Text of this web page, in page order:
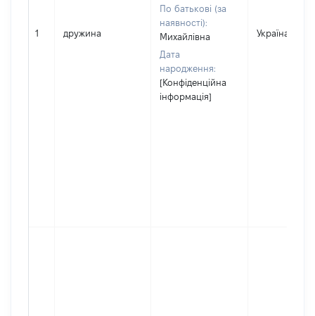
1 дружина
По батькові (за
наявності):
Михайлівна
Дата
народження:
[Конфіденційна
інформація]
Україна